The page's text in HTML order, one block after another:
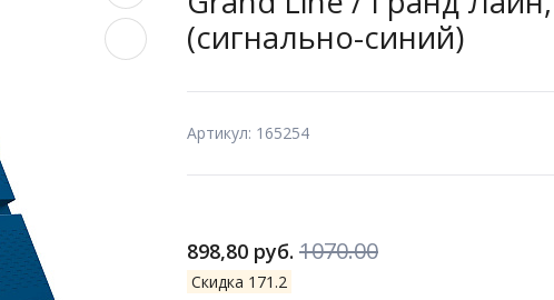
(сигнально-синий)
Артикул: 165254
898,80 руб. 1070.00
Скидка 171.2